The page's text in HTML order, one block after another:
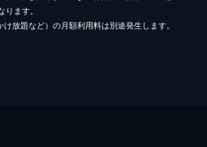
ます。
放題など）の月額利用料は別途発生します。